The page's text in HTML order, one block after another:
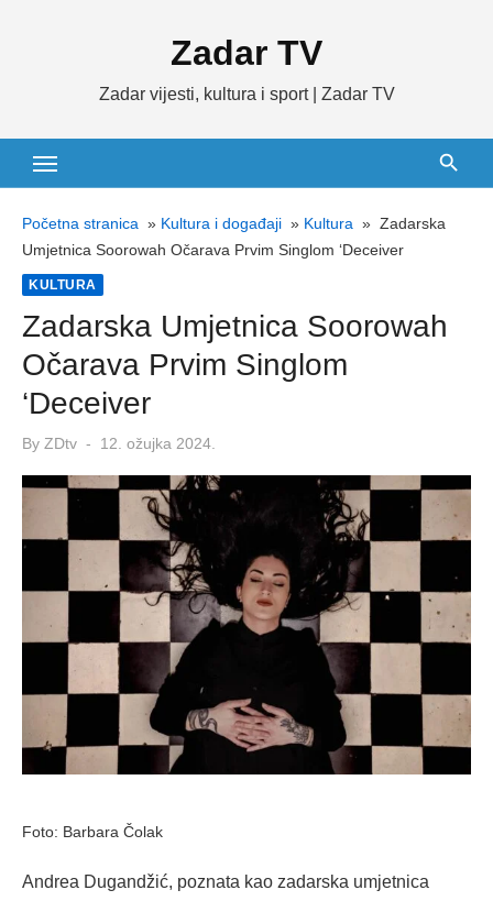
Zadar TV
Zadar vijesti, kultura i sport | Zadar TV
Početna stranica » Kultura i događaji » Kultura » Zadarska
Umjetnica Soorowah Očarava Prvim Singlom ‘Deceiver
KULTURA
Zadarska Umjetnica Soorowah
Očarava Prvim Singlom
‘Deceiver
By ZDtv
Posted
12. ožujka 2024.
Foto: Barbara Čolak
Andrea Dugandžić, poznata kao zadarska umjetnica